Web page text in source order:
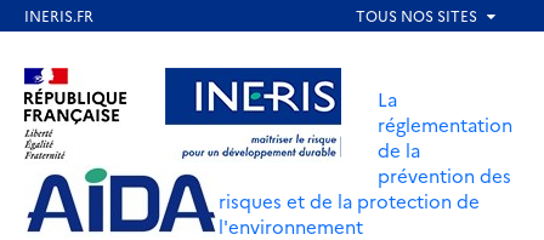
contenu
principal
Aller au contenu Aller au menu
Aller au pied de page
La
réglementation
de la
prévention des
risques et de la protection de
l'environnement